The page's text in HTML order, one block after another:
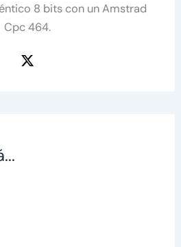
8 bits con un Amstrad
Cpc 464.